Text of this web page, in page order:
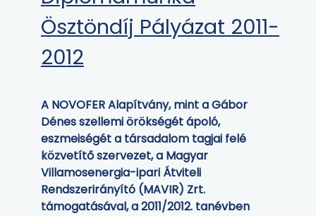
Ösztöndíj Pályázat 2011-
2012
A NOVOFER Alapítvány, mint a Gábor
Dénes szellemi örökségét ápoló,
eszmeiségét a társadalom tagjai felé
közvetítő szervezet, a Magyar
Villamosenergia-ipari Átviteli
Rendszerirányító (MAVIR) Zrt.
támogatásával, a 2011/2012. tanévben